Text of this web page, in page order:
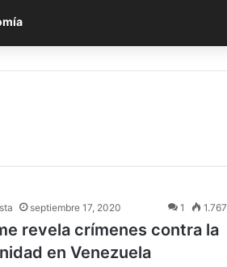
septiembre 17, 2020 1 1.767
revela crímenes contra la
en Venezuela